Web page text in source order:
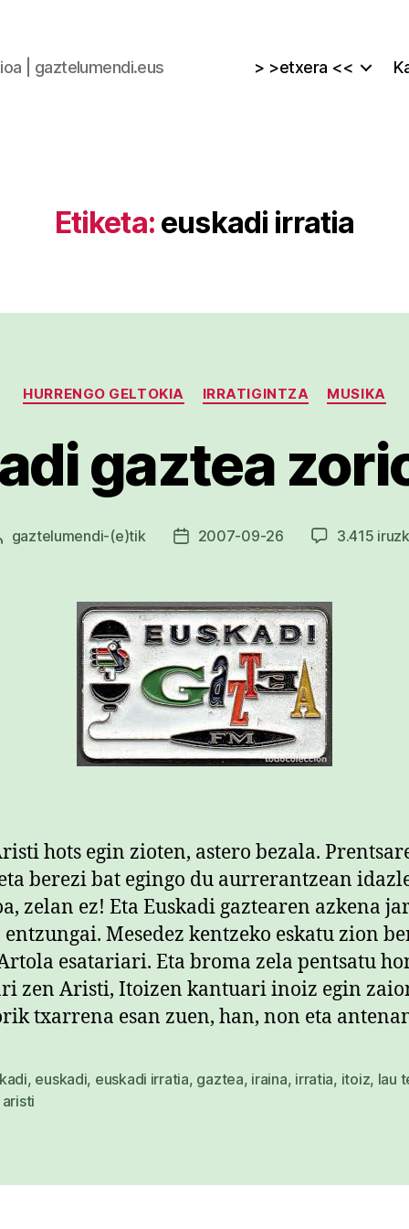
| gaztelumendi.eus > >etxera <<
Etiketa: euskadi irratia
Kategoriak
HURRENGO GELTOKIA IRRATIGINTZA MUSIKA
gaztea
gaztelumendi-(e)tik
Argitalpenaren
2007-09-26 3.415
hots egin zioten, astero bezala.
berezi bat egingo du aurrerantzean
zelan ez! Eta Euskadi gaztearen azkena
Mesedez kentzeko eskatu zion
esatariari. Eta broma zela pentsatu
zen Aristi, Itoizen kantuari inoiz egin
txarrena esan zuen, han, non eta
, euskadi, euskadi irratia, gaztea, iraina, irratia, itoiz, lau